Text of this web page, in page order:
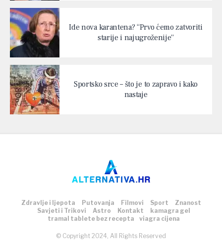
Ide nova karantena? “Prvo ćemo zatvoriti
starije i najugroženije”
Sportsko srce – što je to zapravo i kako
nastaje
Zdravlje i ljepota Putovanja Filmovi Sport
Znanost
Savjeti i Trikovi
Astro Kontakt
kamagra gel
tramal tablete bez recepta
viagra cijena
© Copyright 2024, All Rights Reserved